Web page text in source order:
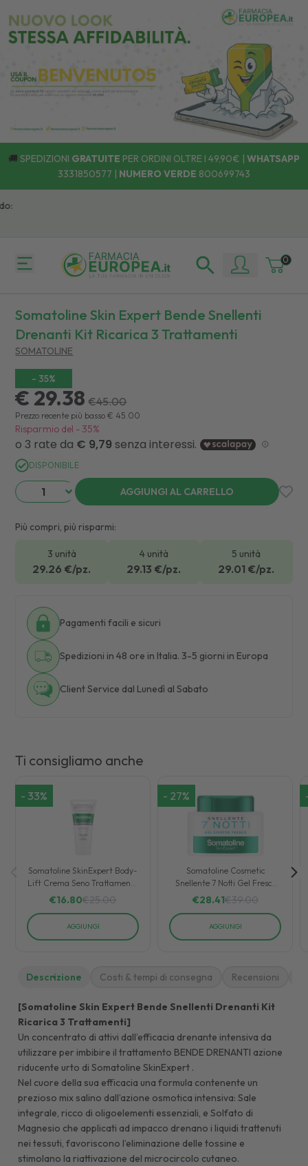
🚚 SPEDIZIONI GRATUITE PER ORDINI OLTRE I 49,90€ | WHATSAPP
3331850577 | NUMERO VERDE 800699743
0
Somatoline Skin Expert Bende Snellenti
Drenanti Kit Ricarica 3 Trattamenti
SOMATOLINE
- 35%
€ 29.38 €45.00
Prezzo recente più basso € 45.00
Risparmio del - 35%
DISPONIBILE
AGGIUNGI AL CARRELLO
Più compri, più risparmi:
3 unità
29.26 €/pz.
4 unità
29.13 €/pz.
5 unità
29.01 €/pz.
Pagamenti facili e sicuri
Spedizioni in 48 ore in Italia. 3-5 giorni in Europa
Client Service dal Lunedì al Sabato
Ti consigliamo anche
- 33%
Somatoline SkinExpert Body-
Lift Crema Seno Trattamento
seno Tonificante 75 ml
€16.80€25.00
AGGIUNGI
- 27%
Somatoline Cosmetic
Snellente 7 Notti Gel Fresco
250 ml
€28.41€39.00
AGGIUNGI
Descrizione Costi & tempi di consegna Recensioni
[Somatoline Skin Expert Bende Snellenti Drenanti Kit
Ricarica 3 Trattamenti]
Un concentrato di attivi dall’efficacia drenante intensiva da
utilizzare per imbibire il trattamento BENDE DRENANTI azione
riducente urto di Somatoline SkinExpert .
Nel cuore della sua efficacia una formula contenente un
prezioso mix salino dall’azione osmotica intensiva: Sale
integrale, ricco di oligoelementi essenziali, e Solfato di
Magnesio che applicati ad impacco drenano i liquidi trattenuti
nei tessuti, favoriscono l’eliminazione delle tossine e
stimolano la riattivazione del microcircolo cutaneo.